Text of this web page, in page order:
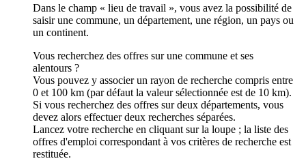
Dans le champ « lieu de travail », vous avez la possibilité de
saisir une commune, un département, une région, un pays ou
un continent.
Vous recherchez des offres sur une commune et ses
alentours ?
Vous pouvez y associer un rayon de recherche compris entre
0 et 100 km (par défaut la valeur sélectionnée est de 10 km).
Si vous recherchez des offres sur deux départements, vous
devez alors effectuer deux recherches séparées.
Lancez votre recherche en cliquant sur la loupe ; la liste des
offres d'emploi correspondant à vos critères de recherche est
restituée.